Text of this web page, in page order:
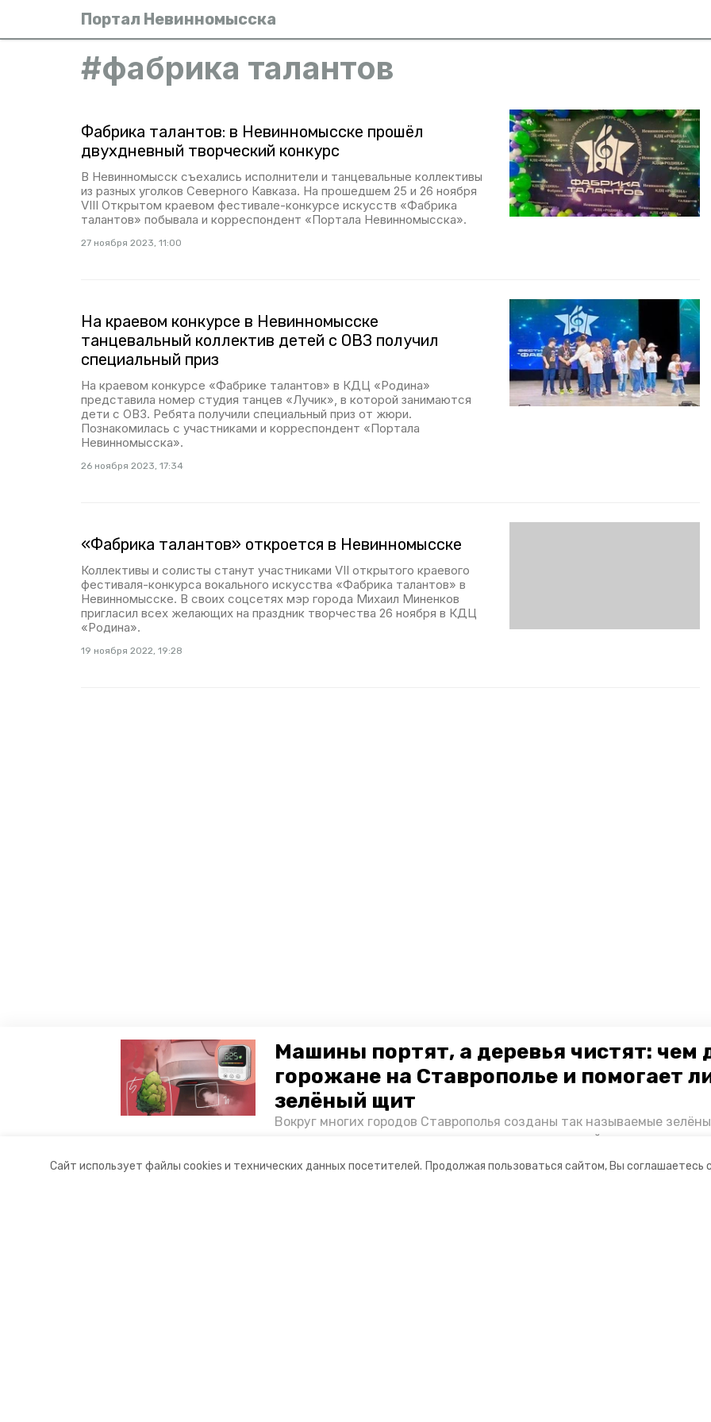
Сайт использует файлы cookies и технических данных посетителей. Продолжая пользоваться сайтом, Вы соглашаетесь с
Машины портят, а деревья чистят: чем
горожане на Ставрополье и помогает
зелёный щит
Вокруг многих городов Ставрополья созданы так называемые
лесопарковые зоны, снижающие негативное воздействие выхлопных
и каким воздухом дышат жители края, узнала корреспондент
Портал Невинномысска
#фабрика талантов
Фабрика талантов: в Невинномысске прошёл
двухдневный творческий конкурс
В Невинномысск съехались исполнители и танцевальные коллективы
из разных уголков Северного Кавказа. На прошедшем 25 и 26 ноября
VIII Открытом краевом фестивале-конкурсе искусств «Фабрика
талантов» побывала и корреспондент «Портала Невинномысска».
27 ноября 2023, 11:00
На краевом конкурсе в Невинномысске
танцевальный коллектив детей с ОВЗ получил
специальный приз
На краевом конкурсе «Фабрике талантов» в КДЦ «Родина»
представила номер студия танцев «Лучик», в которой занимаются
дети с ОВЗ. Ребята получили специальный приз от жюри.
Познакомилась с участниками и корреспондент «Портала
Невинномысска».
26 ноября 2023, 17:34
«Фабрика талантов» откроется в Невинномысске
Коллективы и солисты станут участниками VII открытого краевого
фестиваля-конкурса вокального искусства «Фабрика талантов» в
Невинномысске. В своих соцсетях мэр города Михаил Миненков
пригласил всех желающих на праздник творчества 26 ноября в КДЦ
«Родина».
19 ноября 2022, 19:28